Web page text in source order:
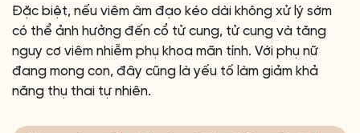
Đặc biệt, nếu viêm âm đạo kéo dài không xử lý sớm
có thể ảnh hưởng đến cổ tử cung, tử cung và tăng
nguy cơ viêm nhiễm phụ khoa mãn tính. Với phụ nữ
đang mong con, đây cũng là yếu tố làm giảm khả
năng thụ thai tự nhiên.